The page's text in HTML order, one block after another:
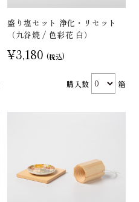
盛り塩セット 浄化・リセット
（九谷焼 / 色彩花 白）
¥3,180 (税込)
購入数 箱